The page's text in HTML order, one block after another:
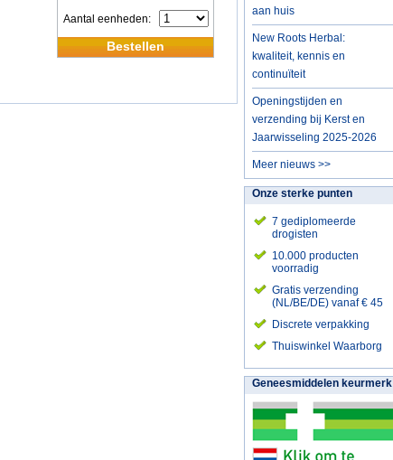
Aantal eenheden:
Bestellen
aan huis
New Roots Herbal:
kwaliteit, kennis en
continuïteit
Openingstijden en
verzending bij Kerst en
Jaarwisseling 2025-2026
Meer nieuws >>
Onze sterke punten
7 gediplomeerde
drogisten
10.000 producten
voorradig
Gratis verzending
(NL/BE/DE) vanaf € 45
Discrete verpakking
Thuiswinkel Waarborg
Geneesmiddelen keurmerk